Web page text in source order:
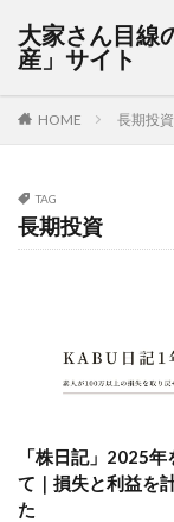
大家さん目線
産」サイト
HOME 長期投資
TAG
長期投資
「株日記」2025
て｜損失と利益を
た